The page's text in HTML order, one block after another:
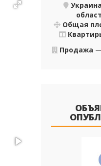
Общая
Продажа